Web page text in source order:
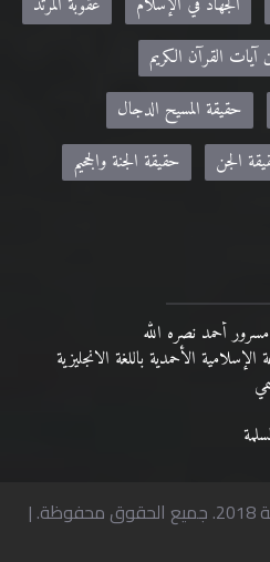
القرآن الكريم
حقيقة المسيح الدجال
الجن
حقيقة الجنة والجحيم
|